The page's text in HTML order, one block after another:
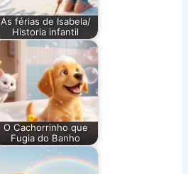
As férias de Isabela/
Historia infantil
O Cachorrinho que
Fugia do Banho